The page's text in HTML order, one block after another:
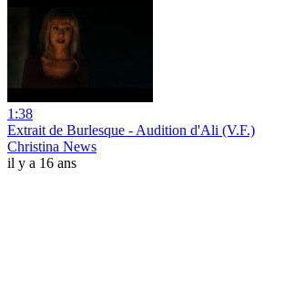
1:38
Extrait de Burlesque - Audition d'Ali (V.F.)
Christina News
il y a 16 ans